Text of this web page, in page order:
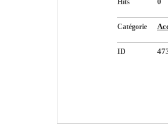
Hits 0
Catégorie
ID